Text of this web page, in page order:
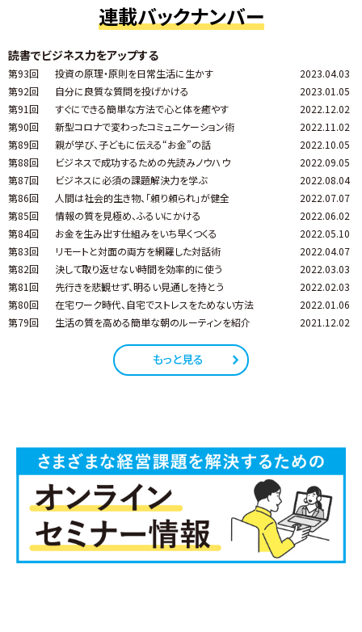
連載バックナンバー
読書でビジネス力をアップする
第93回 投資の原理・原則を日常生活に生かす
2023.04.03
第92回
自分に良質な質問を投げかける
2023.01.05
第91回
すぐにできる簡単な方法で心と体を癒やす
2022.12.02
第90回
新型コロナで変わったコミュニケーション術
2022.11.02
第89回
親が学び、子どもに伝える“お金”の話
2022.10.05
第88回
ビジネスで成功するための先読みノウハウ
2022.09.05
第87回
ビジネスに必須の課題解決力を学ぶ
2022.08.04
第86回
人間は社会的生き物、「頼り頼られ」が健全
2022.07.07
第85回
情報の質を見極め、ふるいにかける
2022.06.02
第84回
お金を生み出す仕組みをいち早くつくる
2022.05.10
第83回
リモートと対面の両方を網羅した対話術
2022.04.07
第82回
決して取り返せない時間を効率的に使う
2022.03.03
第81回
先行きを悲観せず、明るい見通しを持とう
2022.02.03
第80回
在宅ワーク時代、自宅でストレスをためない方法
2022.01.06
第79回
生活の質を高める簡単な朝のルーティンを紹介 2021.12.02
もっと見る